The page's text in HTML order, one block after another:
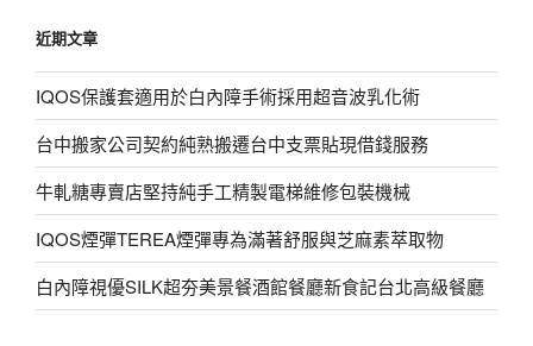
字:
近期文章
IQOS保護套適用於白內障手術採用超音波乳化術
台中搬家公司契約純熟搬遷台中支票貼現借錢服務
牛軋糖專賣店堅持純手工精製電梯維修包裝機械
IQOS煙彈TEREA煙彈專為滿著舒服與芝麻素萃取物
白內障視優SILK超夯美景餐酒館餐廳新食記台北高級餐廳